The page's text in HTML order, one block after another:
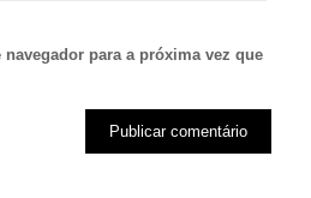
para a próxima vez que